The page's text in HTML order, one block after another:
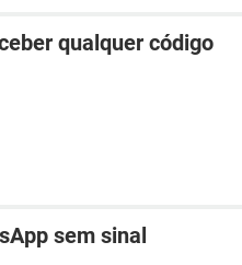
qualquer código
sem sinal